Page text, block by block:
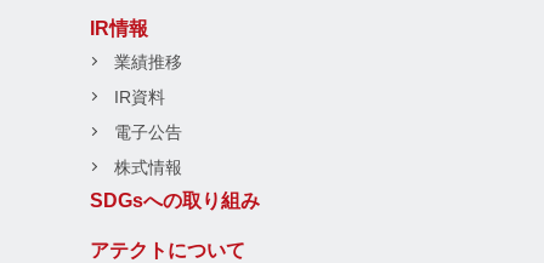
IR情報
業績推移
IR資料
電子公告
株式情報
SDGsへの取り組み
アテクトについて